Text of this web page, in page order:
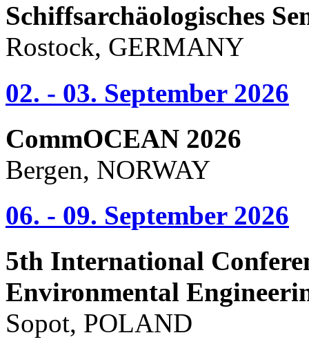
Schiffsarchäologisches
Rostock, GERMANY
02. - 03. September 2026
CommOCEAN 2026
Bergen, NORWAY
06. - 09. September 2026
5th International
Environmental
Sopot, POLAND